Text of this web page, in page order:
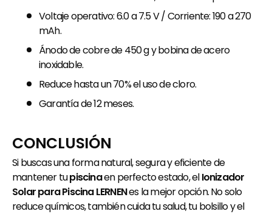
Voltaje operativo: 6.0 a 7.5 V / Corriente: 190 a 270
mAh.
Ánodo de cobre de 450 g y bobina de acero
inoxidable.
Reduce hasta un 70% el uso de cloro.
Garantía de 12 meses.
CONCLUSIÓN
Si buscas una forma natural, segura y eficiente de
mantener tupiscinaen perfecto estado, elIonizador
Solar para Piscina LERNENes la mejor opción. No solo
reduce químicos, también cuida tu salud, tu bolsillo y el